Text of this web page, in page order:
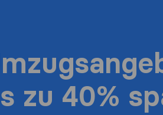
zu 40%